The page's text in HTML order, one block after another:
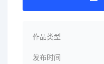
作品类型
发布时间